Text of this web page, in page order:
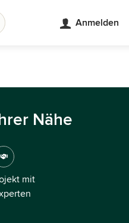
Anmelden
Nähe
mit